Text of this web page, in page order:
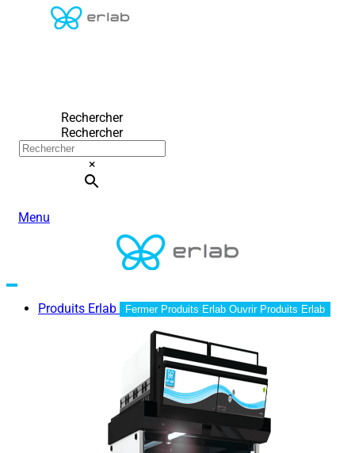
Rechercher
Rechercher
×
Menu
Produits Erlab Fermer Produits Erlab Ouvrir Produits Erlab